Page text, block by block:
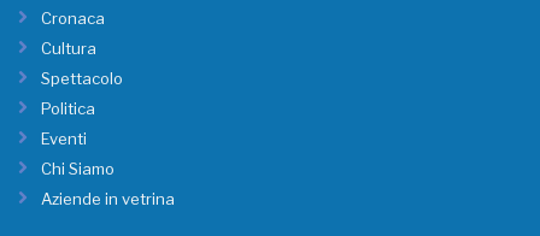
Cronaca
Cultura
Spettacolo
Politica
Eventi
Chi Siamo
Aziende in vetrina